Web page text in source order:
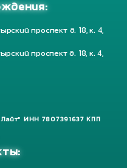
проспект д. 18, к. 4,
проспект д. 18, к. 4,
ИНН 7807391637 КПП